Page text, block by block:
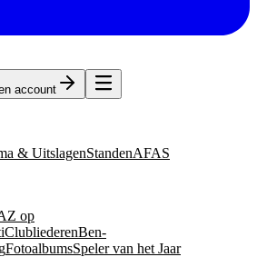
account
& UitslagenStandenAFAS
op
ClubliederenBen-
FotoalbumsSpeler van het Jaar